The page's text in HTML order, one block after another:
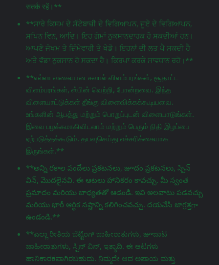
सतर्क रहें।**
**ਸਾਰੇ ਕਿਸਮ ਦੇ ਸੱਟੇਬਾਜ਼ੀ ਦੇ ਵਿਗਿਆਪਨ, ਜੂਏ ਦੇ ਵਿਗਿਆਪਨ,
ਸਪਿਨ ਵਿਨ, ਆਦਿ। ਇਹ ਗੇਮਾਂ ਨੁਕਸਾਨਦਾਹਕ ਹੋ ਸਕਦੀਆਂ ਹਨ।
ਆਪਣੇ ਜੋਖਮ ਤੇ ਜ਼ਿੰਮੇਵਾਰੀ ਤੇ ਖੇਡੋ। ਇਹਨਾਂ ਦੀ ਲਤ ਪੈ ਸਕਦੀ ਹੈ
ਅਤੇ ਵੱਡਾ ਨੁਕਸਾਨ ਹੋ ਸਕਦਾ ਹੈ। ਕਿਰਪਾ ਕਰਕੇ ਸਾਵਧਾਨ ਰਹੋ।**
**எல்லா வகையான சவால் விளம்பரங்கள், சூதாட்ட
விளம்பரங்கள், ஸ்பின் வெற்றி, போன்றவை. இந்த
விளையாட்டுக்கள் தீங்கு விளைவிக்கக்கூடியவை.
உங்களின் ஆபத்து மற்றும் பொறுப்புடன் விளையாடுங்கள்.
இவை பழக்கமாகிவிடலாம் மற்றும் பெரும் நிதி இழப்பை
ஏற்படுத்தக்கூடும். தயவுசெய்து எச்சரிக்கையாக
இருங்கள்.**
**అన్ని రకాల పందేలు ప్రకటనలు, జూదం ప్రకటనలు, స్పిన్
విన్, మొదలైనవి. ఈ ఆటలు హానికరం కావచ్చు. మీ స్వంత
ప్రమాదం మరియు బాధ్యతతో ఆడండి. ఇవి అలవాటు పడవచ్చు
మరియు భారీ ఆర్థిక నష్టాన్ని కలిగించవచ్చు. దయచేసి జాగ్రತ್ತగా
ఉండండి.**
**ಎಲ್ಲಾ ರೀತಿಯ ಬೆಟ್ಟಿಂಗ್ ಜಾಹೀರಾತುಗಳು, జూಜಾಟ
ಜಾಹೀರಾತುಗಳು, ಸ್ಪಿನ್ ವಿನ್, ಇತ್ಯಾದಿ. ಈ ಆಟಗಳು
ಹಾನಿಕಾರಕವಾಗಿರಬಹುದು. ನಿಮ್ಮದೇ ಆದ ಅಪಾಯ ಮತ್ತು